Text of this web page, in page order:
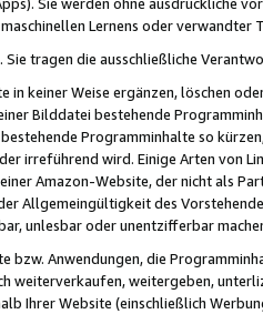
Lernens oder
. Sie tragen die ausschließliche
in keiner Weise ergänzen, löschen
Bilddatei bestehende
Programminhalte so
irreführend wird. Einige Arten von
Amazon-Website, der nicht als
Allgemeingültigkeit des
unlesbar oder unentzifferbar
bzw. Anwendungen, die
weiterverkaufen, weitergeben,
Ihrer Website (einschließlich